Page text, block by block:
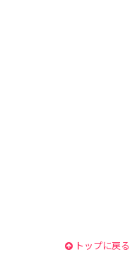
トップに戻る